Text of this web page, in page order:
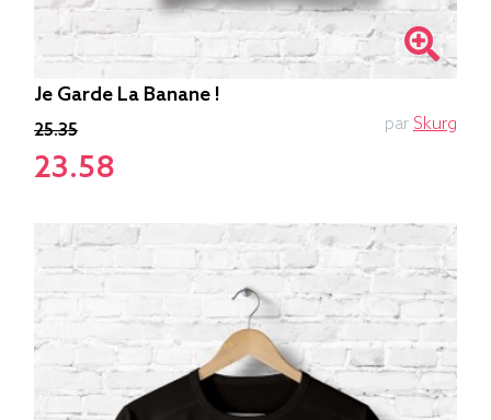
Je Garde La Banane !
25.35
23.58
par Skurg